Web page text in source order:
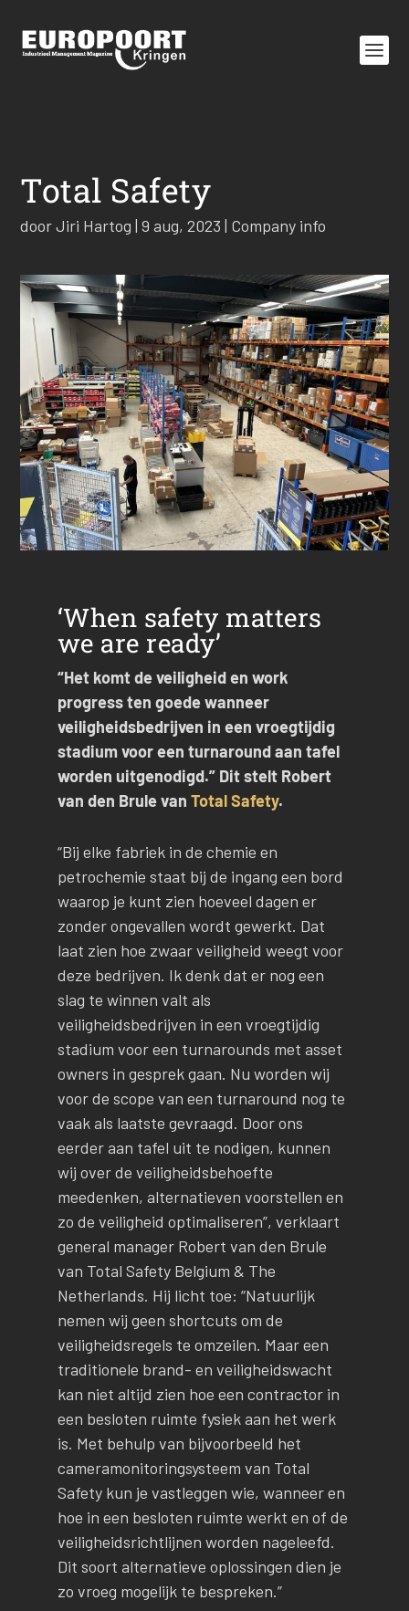
Total Safety
doorJiri Hartog |9 aug, 2023 | Company info
‘When safety matters
we are ready’
“Het komt de veiligheid en work
progress ten goede wanneer
veiligheidsbedrijven in een vroegtijdig
stadium voor een turnaround aan tafel
worden uitgenodigd.” Dit stelt Robert
van den Brule van Total Safety.
“Bij elke fabriek in de chemie en
petrochemie staat bij de ingang een bord
waarop je kunt zien hoeveel dagen er
zonder ongevallen wordt gewerkt. Dat
laat zien hoe zwaar veiligheid weegt voor
deze bedrijven. Ik denk dat er nog een
slag te winnen valt als
veiligheidsbedrijven in een vroegtijdig
stadium voor een turnarounds met asset
owners in gesprek gaan. Nu worden wij
voor de scope van een turnaround nog te
vaak als laatste gevraagd. Door ons
eerder aan tafel uit te nodigen, kunnen
wij over de veiligheidsbehoefte
meedenken, alternatieven voorstellen en
zo de veiligheid optimaliseren”, verklaart
general manager Robert van den Brule
van Total Safety Belgium & The
Netherlands. Hij licht toe: “Natuurlijk
nemen wij geen shortcuts om de
veiligheidsregels te omzeilen. Maar een
traditionele brand- en veiligheidswacht
kan niet altijd zien hoe een contractor in
een besloten ruimte fysiek aan het werk
is. Met behulp van bijvoorbeeld het
cameramonitoringsysteem van Total
Safety kun je vastleggen wie, wanneer en
hoe in een besloten ruimte werkt en of de
veiligheidsrichtlijnen worden nageleefd.
Dit soort alternatieve oplossingen dien je
zo vroeg mogelijk te bespreken.”